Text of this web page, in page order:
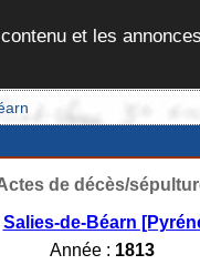
et les
de décès/
Salies-de-Béarn
Année : 1813